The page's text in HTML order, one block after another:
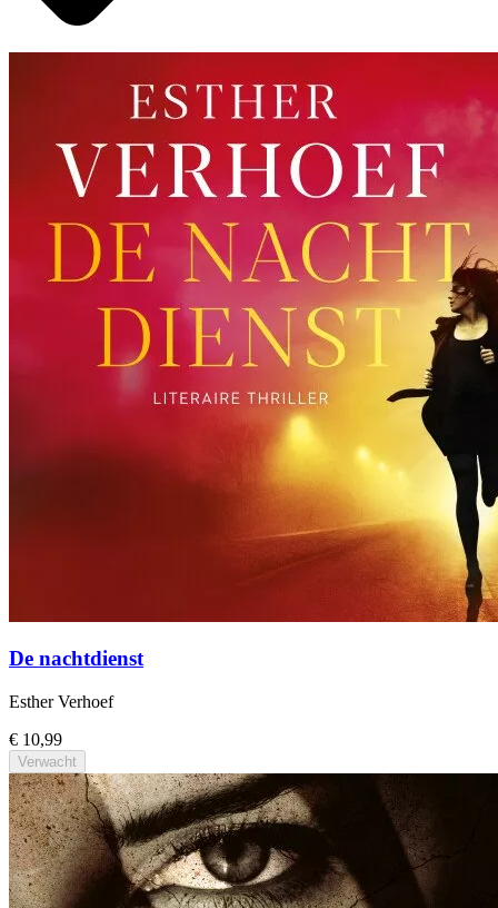
De nachtdienst
Esther Verhoef
€ 10,99
Verwacht